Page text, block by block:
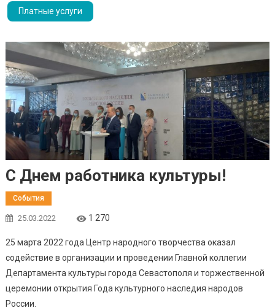
Платные услуги
С Днем работника культуры!
События
25.03.2022 1 270
25 марта 2022 года Центр народного творчества оказал
содействие в организации и проведении Главной коллегии
Департамента культуры города Севастополя и торжественной
церемонии открытия Года культурного наследия народов
России.